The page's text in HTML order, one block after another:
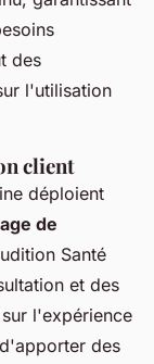
des
l'utilisation
client
déploient
de
Santé
et des
l'expérience
des